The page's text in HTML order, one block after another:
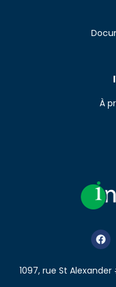
À
1097, rue St